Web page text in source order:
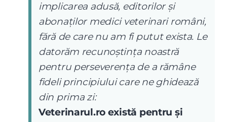
implicarea adusă, editorilor și
abonaților medici veterinari români,
fără de care nu am fi putut exista. Le
datorăm recunoștința noastră
pentru perseverența de a rămâne
fideli principiului care ne ghidează
din prima zi:
Veterinarul.ro există pentru și